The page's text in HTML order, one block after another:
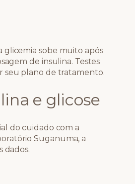
glicemia sobe muito após
de insulina. Testes
seu plano de tratamento.
e glicose
do cuidado com a
Suganuma, a
dados.